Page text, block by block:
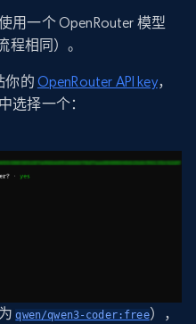
用一个 OpenRouter 模型
程相同）。
你的 OpenRouter API key，
选择一个：
qwen/qwen3-coder:free），